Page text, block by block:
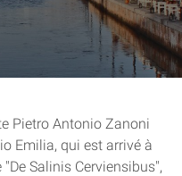
Pietro Antonio Zanoni
Emilia, qui est arrivé à
Salinis Cerviensibus",